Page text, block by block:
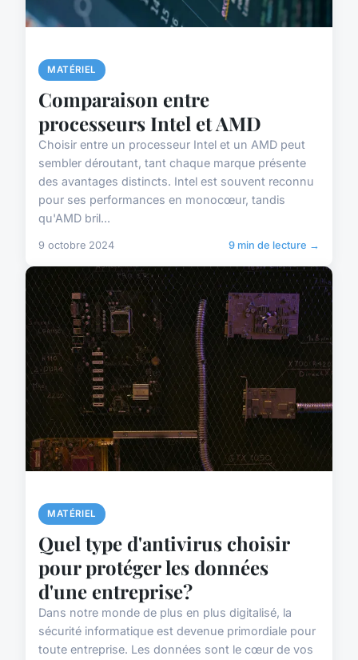
MATÉRIEL
Comparaison entre
processeurs Intel et AMD
Choisir entre un processeur Intel et un AMD peut
sembler déroutant, tant chaque marque présente
des avantages distincts. Intel est souvent reconnu
pour ses performances en monocœur, tandis
qu'AMD bril...
9 octobre 2024 9 min de lecture →
MATÉRIEL
Quel type d'antivirus choisir
pour protéger les données
d'une entreprise?
Dans notre monde de plus en plus digitalisé, la
sécurité informatique est devenue primordiale pour
toute entreprise. Les données sont le cœur de vos